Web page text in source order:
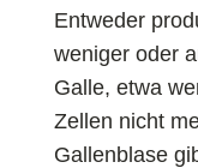
Entweder
weniger oder
Galle, etwa
Zellen nicht
Gallenblase